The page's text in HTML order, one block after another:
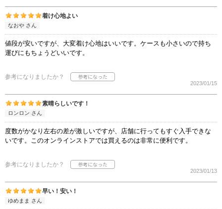
着け心地よい
なおや さん
値段が安いですが、大変着け心地はいいです。ケースも小さいので持ち
運びにもちょうどいいです。
参考になりましたか？
2023/01/15
素晴らしいです！
ロンロン さん
度数がかなり左右の差が激しいですが、店舗に行ってもすぐ入手できな
いです。このオンラインストアでは買えるのは非常に便利です。
参考になりましたか？
2023/01/13
早い！安い！
ゆめまま さん